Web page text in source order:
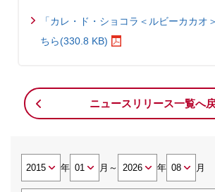
「カレ・ド・ショコラ＜ルビーカカオ
ちら(330.8 KB)
ニュースリリース一覧へ
年 月 ～ 年 月